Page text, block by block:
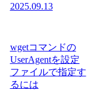
2025.09.13
wgetコマンドの
UserAgentを設定
ファイルで指定す
るには